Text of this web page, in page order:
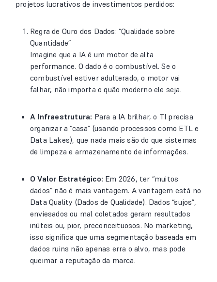
projetos lucrativos de investimentos perdidos:
Regra de Ouro dos Dados: “Qualidade sobre
Quantidade”
Imagine que a IA é um motor de alta
performance. O dado é o combustível. Se o
combustível estiver adulterado, o motor vai
falhar, não importa o quão moderno ele seja.
A Infraestrutura: Para a IA brilhar, o TI precisa
organizar a “casa” (usando processos como ETL e
Data Lakes), que nada mais são do que sistemas
de limpeza e armazenamento de informações.
O Valor Estratégico: Em 2026, ter “muitos
dados” não é mais vantagem. A vantagem está no
Data Quality (Dados de Qualidade). Dados “sujos”,
enviesados ou mal coletados geram resultados
inúteis ou, pior, preconceituosos. No marketing,
isso significa que uma segmentação baseada em
dados ruins não apenas erra o alvo, mas pode
queimar a reputação da marca.